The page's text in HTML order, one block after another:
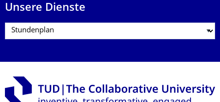
Unsere Dienste